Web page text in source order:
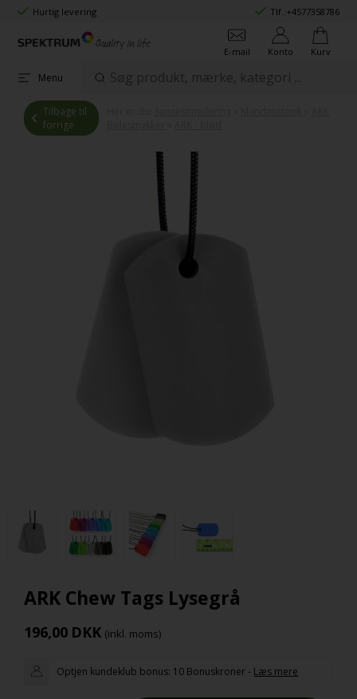
Hurtig levering Tlf.:+4577358786
E-mail Konto Kurv
Menu
Tilbage til
forrige
ARK Chew Tags Lysegrå
196,00 DKK (inkl. moms)
Optjen kundeklub bonus: 10 Bonuskroner - Læs mere